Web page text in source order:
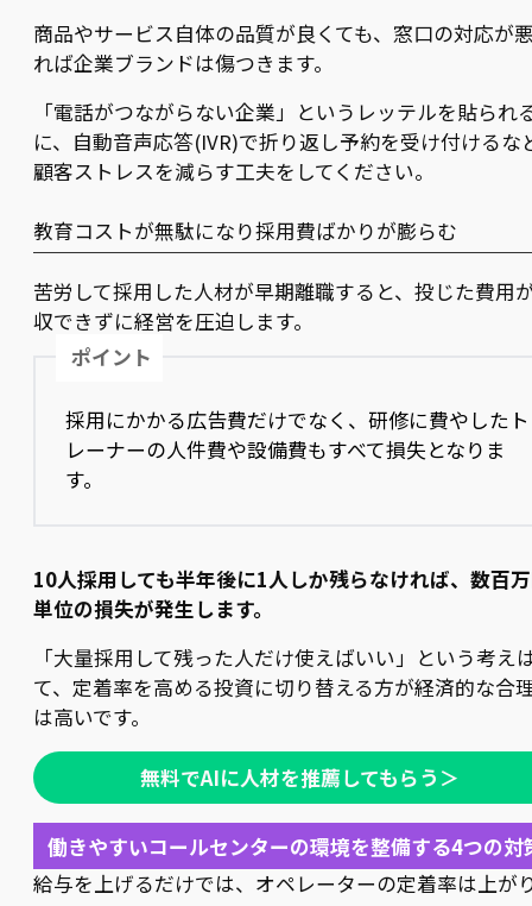
商品やサービス自体の品質が良くても、窓口の対応が
れば企業ブランドは傷つきます。
「電話がつながらない企業」というレッテルを貼られ
に、自動音声応答(IVR)で折り返し予約を受け付けるな
顧客ストレスを減らす工夫をしてください。
教育コストが無駄になり採用費ばかりが膨らむ
苦労して採用した人材が早期離職すると、投じた費用
収できずに経営を圧迫します。
ポイント
採用にかかる広告費だけでなく、研修に費やしたト
レーナーの人件費や設備費もすべて損失となりま
す。
10人採用しても半年後に1人しか残らなければ、数百
単位の損失が発生します。
「大量採用して残った人だけ使えばいい」という考え
て、定着率を高める投資に切り替える方が経済的な合
は高いです。
無料でAIに人材を推薦してもらう＞
働きやすいコールセンターの環境を整備する4つの対
給与を上げるだけでは、オペレーターの定着率は上が